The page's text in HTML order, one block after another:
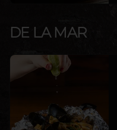
DE LA MAR